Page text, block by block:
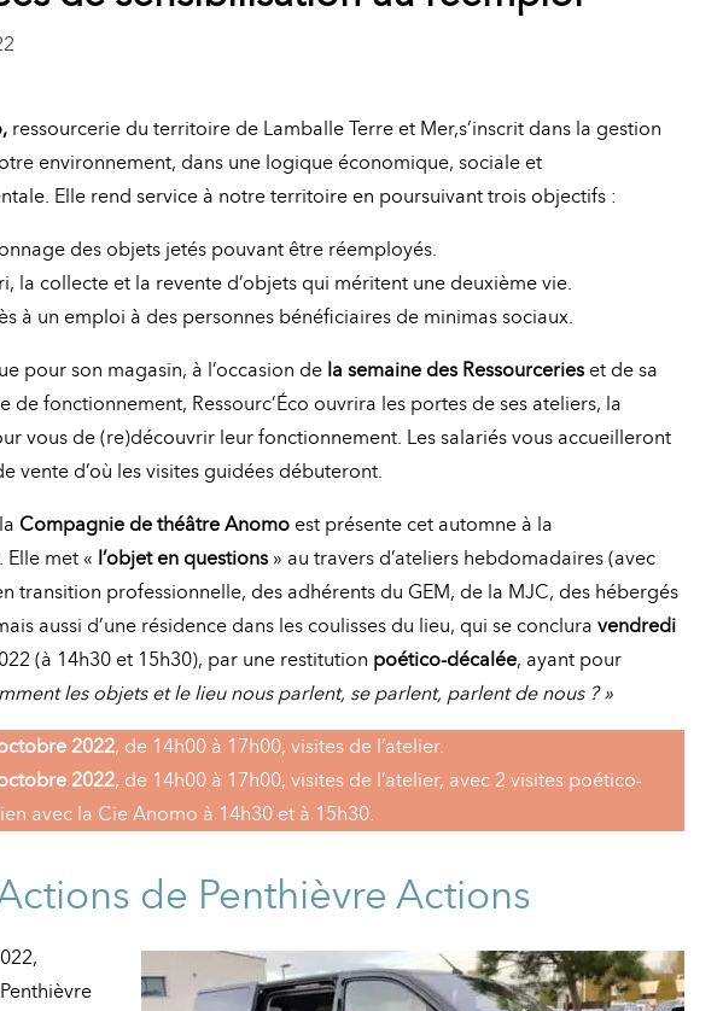
ressourcerie du territoire de Lamballe Terre et Mer,s’inscrit dans la gestion
environnement, dans une logique économique, sociale et
Elle rend service à notre territoire en poursuivant trois objectifs :
des objets jetés pouvant être réemployés.
la collecte et la revente d’objets qui méritent une deuxième vie.
à un emploi à des personnes bénéficiaires de minimas sociaux.
pour son magasin, à l’occasion de la semaine des Ressourcerieset de sa
de fonctionnement, Ressourc’Éco ouvrira les portes de ses ateliers, la
vous de (re)découvrir leur fonctionnement. Les salariés vous accueilleront
vente d’où les visites guidées débuteront.
Compagnie de théâtre Anomoest présente cet automne à la
Elle met « l’objet en questions» au travers d’ateliers hebdomadaires (avec
transition professionnelle, des adhérents du GEM, de la MJC, des hébergés
aussi d’une résidence dans les coulisses du lieu, qui se conclura vendredi
(à 14h30 et 15h30), par une restitution poético-décalée, ayant pour
les objets et le lieu nous parlent, se parlent, parlent de nous ? »
2022, de 14h00 à 17h00, visites de l’atelier.
2022, de 14h00 à 17h00, visites de l’atelier, avec 2 visites poético-
avec la Cie Anomo à 14h30 et à 15h30.
de Penthièvre Actions